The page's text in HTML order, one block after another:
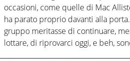
occasioni, come quelle di Mac
ha parato proprio davanti alla
gruppo meritasse di continuare,
lottare, di riprovarci oggi, e beh,